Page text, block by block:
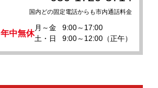
国内どの固定電話からも市内通話料金
年中無休
月～金
9:00～17:00
土・日
9:00～12:00（正午）